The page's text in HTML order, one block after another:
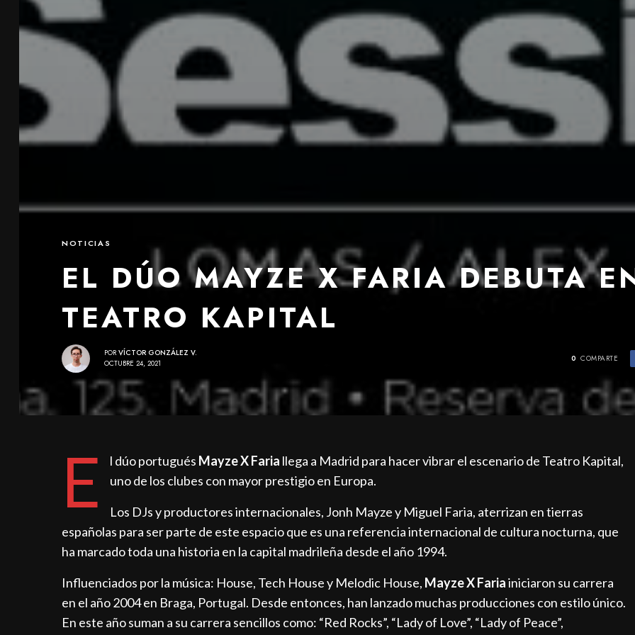
NOTICIAS
EL DÚO MAYZE X FARIA DEBUTA
TEATRO KAPITAL
POR VÍCTOR GONZÁLEZ V.
OCTUBRE 24, 2021
0 COMPARTE
E l dúo portugués Mayze X Faria llega a Madrid para hacer vibrar el escenario de Teatro Kapital,
uno de los clubes con mayor prestigio en Europa.
Los DJs y productores internacionales, Jonh Mayze y Miguel Faria, aterrizan en tierras
españolas para ser parte de este espacio que es una referencia internacional de cultura nocturna, que
ha marcado toda una historia en la capital madrileña desde el año 1994.
Influenciados por la música: House, Tech House y Melodic House, Mayze X Fariainiciaron su carrera
en el año 2004 en Braga, Portugal. Desde entonces, han lanzado muchas producciones con estilo único.
En este año suman a su carrera sencillos como: “Red Rocks”, “Lady of Love”, “Lady of Peace”,